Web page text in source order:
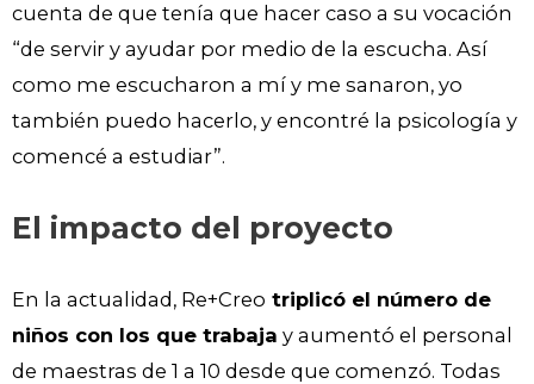
cuenta de que tenía que hacer caso a su vocación
“de servir y ayudar por medio de la escucha. Así
como me escucharon a mí y me sanaron, yo
también puedo hacerlo, y encontré la psicología y
comencé a estudiar”.
El impacto del proyecto
En la actualidad, Re+Creo triplicó el número de
niños con los que trabaja y aumentó el personal
de maestras de 1 a 10 desde que comenzó. Todas